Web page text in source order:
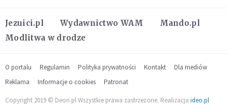
Jezuici.pl Wydawnictwo WAM
Mando.pl
Modlitwa w drodze
O portalu Regulamin Polityka prywatności Kontakt
Dla mediów
Reklama
Informacje o cookies Patronat
Copyright 2019 © Deon.pl Wszystkie prawa zastrzeżone. Realizacja ideo.pl